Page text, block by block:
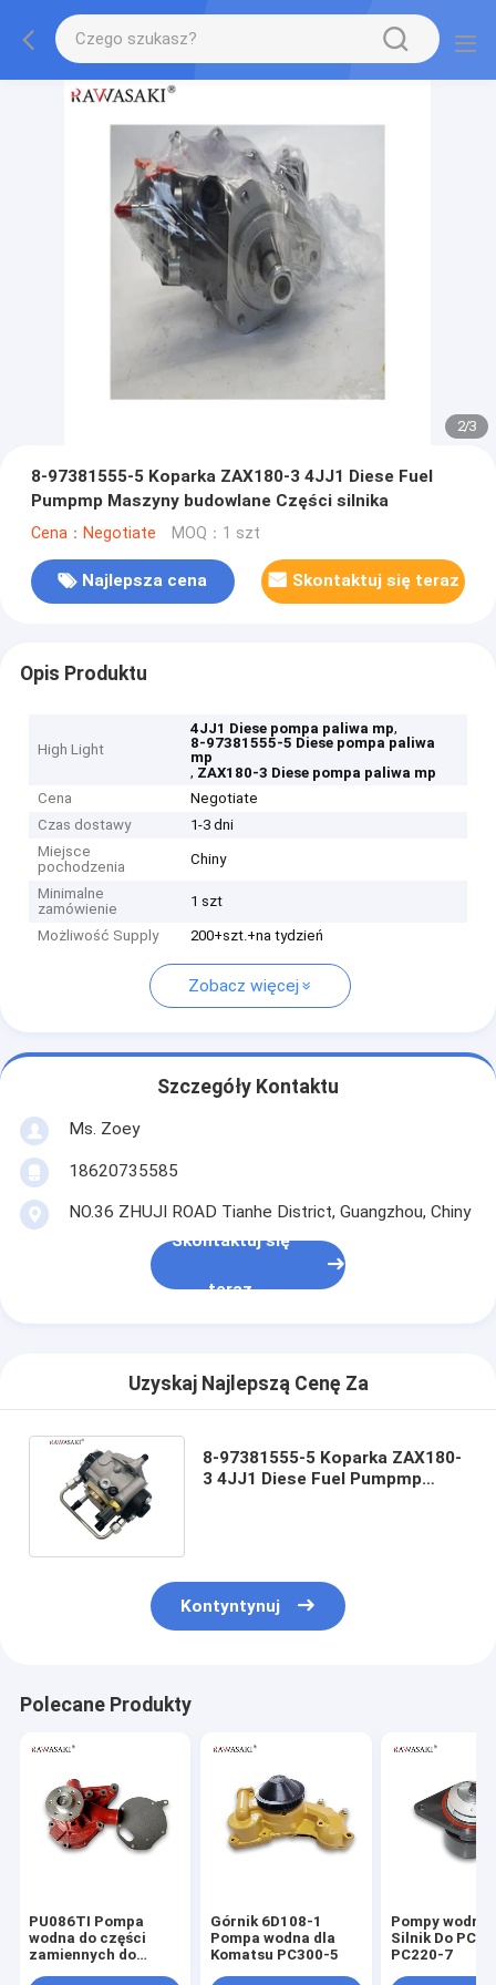
2/3
8-97381555-5 Koparka ZAX180-3 4JJ1 Diese Fuel
Pumpmp Maszyny budowlane Części silnika
Cena：Negotiate MOQ：1 szt
Najlepsza cena Skontaktuj się teraz
Opis Produktu
High Light
4JJ1 Diese pompa paliwa mp,
8-97381555-5 Diese pompa paliwa
mp
, ZAX180-3 Diese pompa paliwa mp
Cena
Negotiate
Czas dostawy
1-3 dni
Miejsce
pochodzenia
Chiny
Minimalne
zamówienie
1 szt
Możliwość Supply 200+szt.+na tydzień
Zobacz więcej
Szczegóły Kontaktu
Ms. Zoey
18620735585
NO.36 ZHUJI ROAD Tianhe District, Guangzhou, Chiny
Skontaktuj się
teraz
Uzyskaj Najlepszą Cenę Za
8-97381555-5 Koparka ZAX180-
3 4JJ1 Diese Fuel Pumpmp
Kontyntynuj
Polecane Produkty
PU086TI Pompa
wodna do części
zamiennych do
Górnik 6D108-1
Pompa wodna dla
Komatsu PC300-5
Pompy wodne
Silnik Do
PC220-7